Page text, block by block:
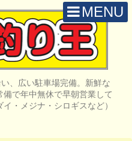
MENU
、広い駐車場完備。新鮮な
で年中無休で早朝営業して
・メジナ・シロギスなど）